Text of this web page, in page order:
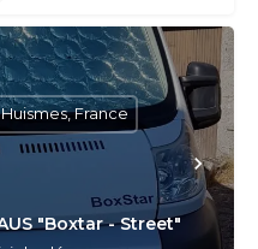
"Boxtar - Street"
France